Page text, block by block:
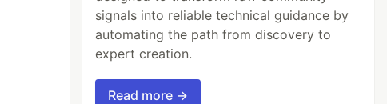
signals into reliable technical guidance by
automating the path from discovery to
expert creation.
Read more →